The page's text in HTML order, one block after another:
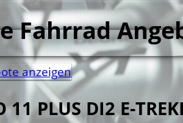
Fahrrad
anzeigen
11 PLUS DI2 E-